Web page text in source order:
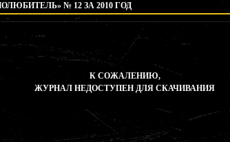
№ 12 ЗА 2010 ГОД
К СОЖАЛЕНИЮ,
ЖУРНАЛ НЕДОСТУПЕН ДЛЯ СКАЧИВАНИЯ